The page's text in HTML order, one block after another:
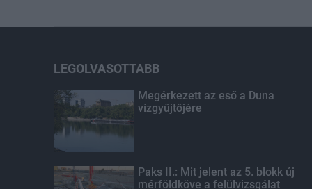
LEGOLVASOTTABB
Megérkezett az eső a Duna
vízgyűjtőjére
Paks II.: Mit jelent az 5. blokk új
mérföldköve a felülvizsgálat